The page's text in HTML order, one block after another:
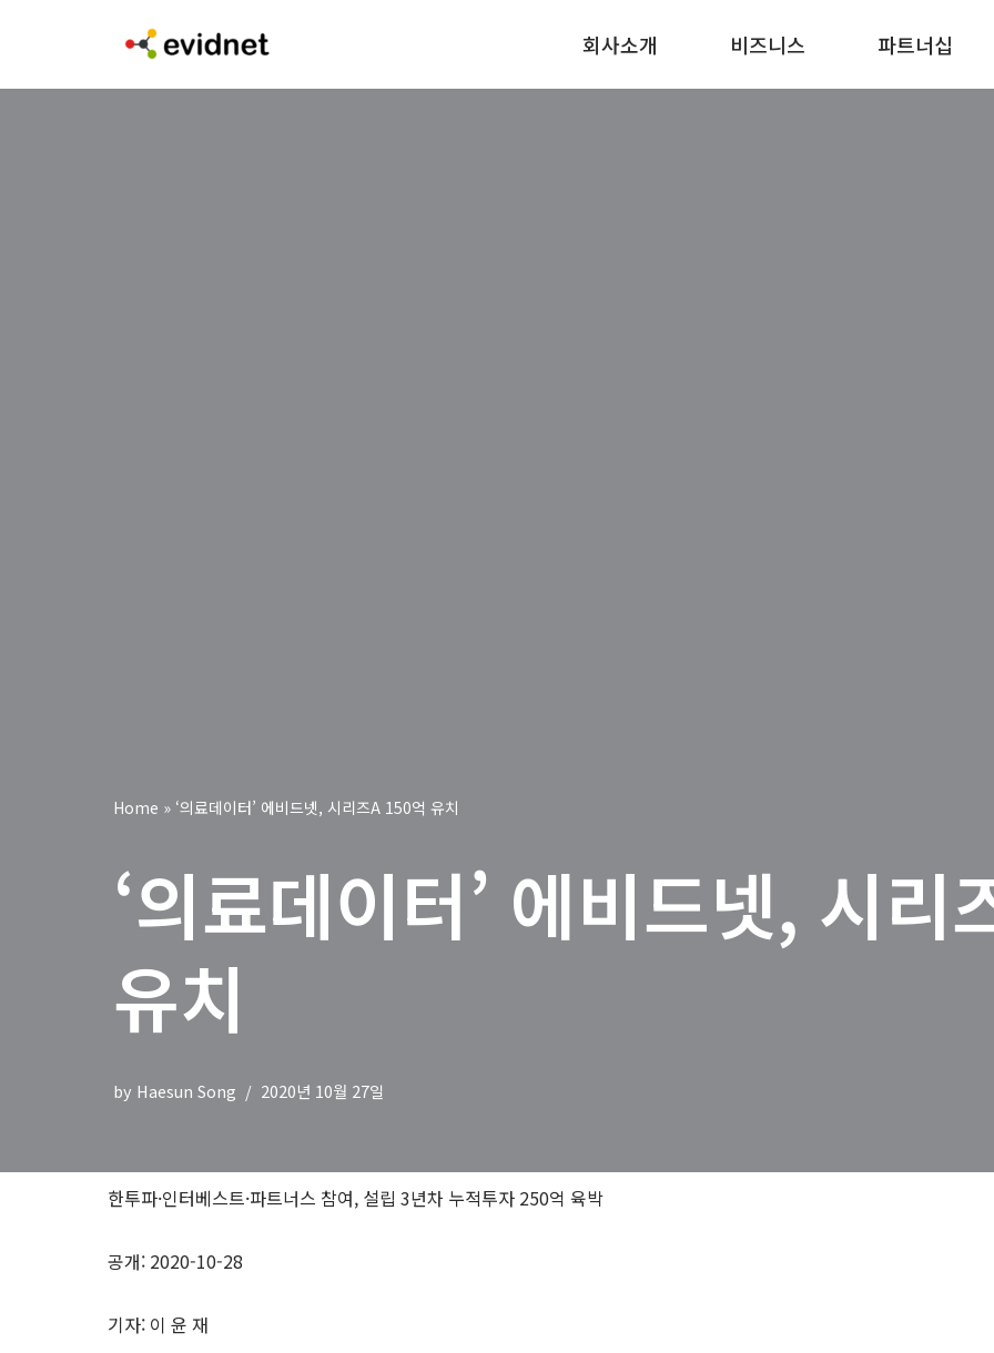
텐
회사소개 비즈니스 파트너십
Home » ‘의료데이터’ 에비드넷, 시리즈A 150억 유치
‘의료데이터’ 에비드넷, 시
유치
by Haesun Song 2020년 10월 27일
한투파·인터베스트·파트너스 참여, 설립 3년차 누적투자 250억 육박
공개: 2020-10-28
기자: 이 윤 재